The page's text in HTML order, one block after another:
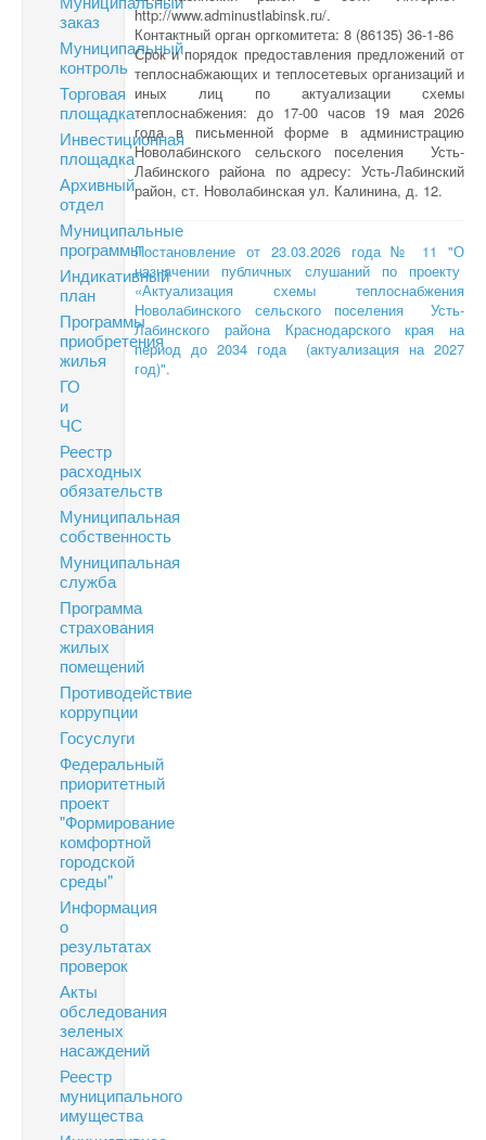
заказ
Муниципальный
контроль
Торговая
площадка
Инвестиционная
площадка
Архивный
отдел
Муниципальные
программы
Индикативный
план
Программы
приобретения
жилья
ГО
и
ЧС
Реестр
расходных
обязательств
Муниципальная
собственность
Муниципальная
служба
Программа
страхования
жилых
помещений
Противодействие
коррупции
Госуслуги
Федеральный
приоритетный
проект
"Формирование
комфортной
городской
среды"
Информация
о
результатах
проверок
Акты
обследования
зеленых
насаждений
Реестр
муниципального
имущества
http://www.adminustlabinsk.ru/.
Контактный орган оргкомитета: 8 (86135) 36-1-86
Срок и порядок предоставления предложений от
теплоснабжающих и теплосетевых организаций и
иных лиц по актуализации схемы
теплоснабжения: до 17-00 часов 19 мая 2026
года в письменной форме в администрацию
Новолабинского сельского поселения Усть-
Лабинского района по адресу: Усть-Лабинский
район, ст. Новолабинская ул. Калинина, д. 12.
Постановление от 23.03.2026 года № 11 "О
назначении публичных слушаний по проекту
«Актуализация схемы теплоснабжения
Новолабинского сельского поселения Усть-
Лабинского района Краснодарского края на
период до 2034 года (актуализация на 2027
год)".